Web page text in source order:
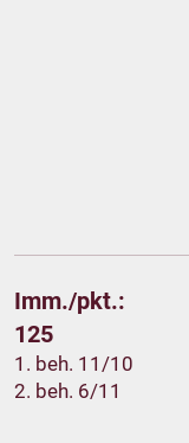
Imm./pkt.:
125
1. beh. 11/10
2. beh. 6/11